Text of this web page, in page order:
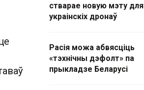
стварае новую мэту для
украінскіх дронаў
Расія можа абвясціць
«тэхнічны дэфолт» па
прыкладзе Беларусі